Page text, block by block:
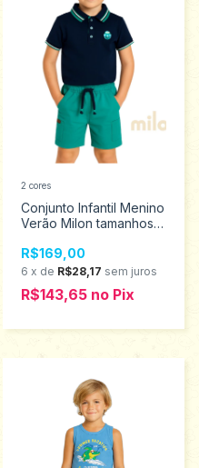
Conjunto Infantil Menino
Verão Milon tamanhos 4
R$169,00
6 x de R$28,17 sem juros
R$143,65 no Pix
2 cores